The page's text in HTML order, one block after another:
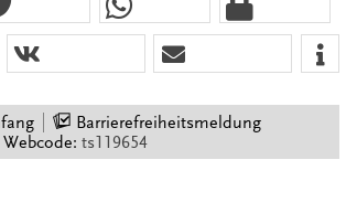
Barrierefreiheitsmeldung
Webcode: ts119654